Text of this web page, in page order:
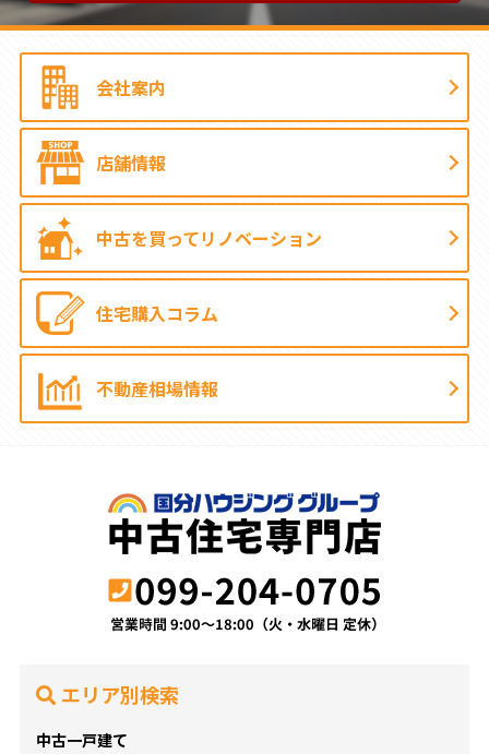
会社案内
店舗情報
中古を買ってリノベーション
住宅購入コラム
不動産相場情報
エリア別検索
中古一戸建て